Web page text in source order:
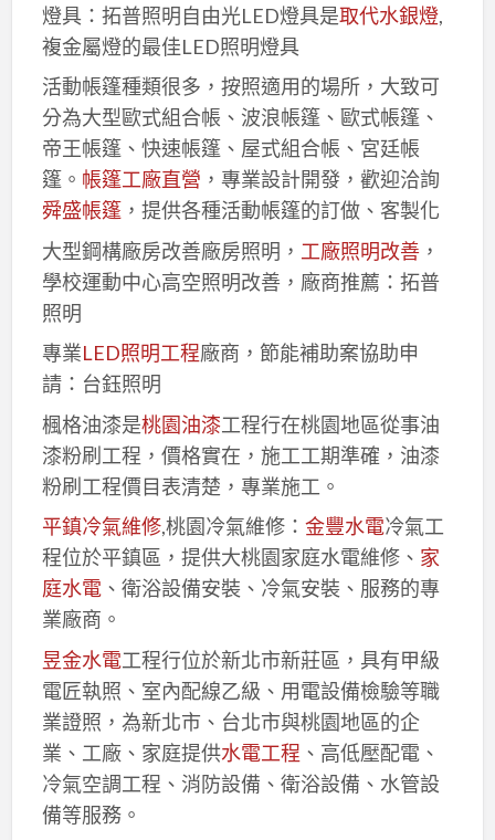
燈具：拓普照明自由光LED燈具是取代水銀燈,
複金屬燈的最佳LED照明燈具
活動帳篷種類很多，按照適用的場所，大致可
分為大型歐式組合帳、波浪帳篷、歐式帳篷、
帝王帳篷、快速帳篷、屋式組合帳、宮廷帳
篷。 帳篷工廠直營 ，專業設計開發，歡迎洽詢
舜盛帳篷，提供各種活動帳篷的訂做、客製化
大型鋼構廠房改善廠房照明， 工廠照明改善，
學校運動中心高空照明改善，廠商推薦：拓普
照明
專業LED照明工程廠商，節能補助案協助申
請：台鈺照明
楓格油漆是桃園油漆工程行在桃園地區從事油
漆粉刷工程，價格實在，施工工期準確，油漆
粉刷工程價目表清楚，專業施工。
平鎮冷氣維修,桃園冷氣維修： 金豐水電冷氣工
程位於平鎮區，提供大桃園家庭水電維修、 家
庭水電、衛浴設備安裝、冷氣安裝、服務的專
業廠商。
昱金水電工程行位於新北市新莊區，具有甲級
電匠執照、室內配線乙級、用電設備檢驗等職
業證照，為新北市、台北市與桃園地區的企
業、工廠、家庭提供水電工程 、高低壓配電、
冷氣空調工程、消防設備、衛浴設備、水管設
備等服務。